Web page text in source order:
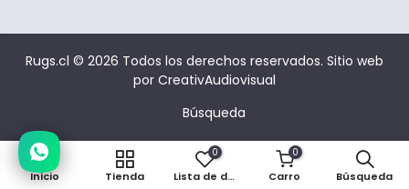
Rugs.cl © 2026 Todos los derechos reservados. Sitio web
por CreativAudiovisual
Búsqueda
Inicio Tienda
0
Lista de deseos
0
Carro Búsqueda